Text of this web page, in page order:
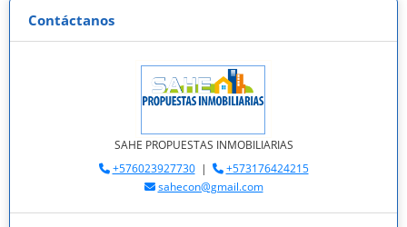
Contáctanos
SAHE PROPUESTAS INMOBILIARIAS
+576023927730|
+573176424215
sahecon@gmail.com